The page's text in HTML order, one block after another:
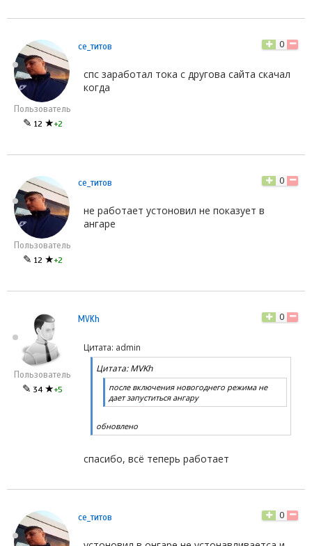
Пользователь
✎ 12 ★+2
се_титов 0
спс заработал тока с другова сайта скачал
когда
Пользователь
✎ 12 ★+2
се_титов 0
не работает устоновил не показует в
ангаре
Пользователь
✎ 34 ★+5
MVKh 0
Цитата: admin
Цитата: MVKh
после включения новогоднего режима не
дает запуститься ангару
обновлено
спасибо, всё теперь работает
се_титов 0